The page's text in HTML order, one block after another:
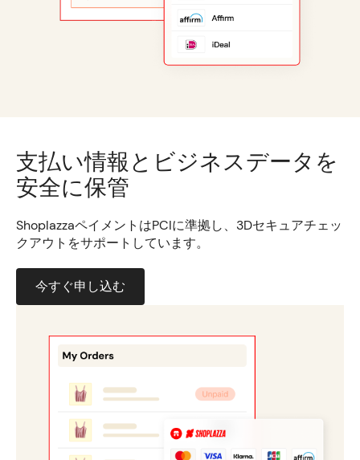
支払い情報とビジネスデータを
安全に保管
ShoplazzaペイメントはPCIに準拠し、3Dセキュアチェッ
クアウトをサポートしています。
今すぐ申し込む